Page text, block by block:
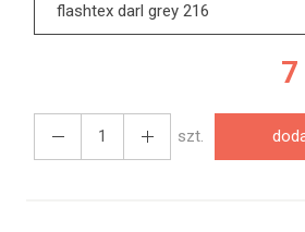
flashtex darl grey 216
7
szt.